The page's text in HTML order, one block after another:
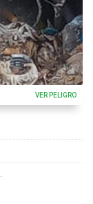
VER PELIGRO